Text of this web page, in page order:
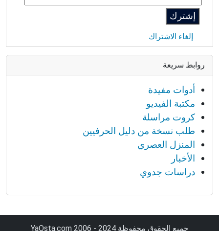
إلغاء الاشتراك
روابط سريعة
أدوات مفيدة
مكتبة الفيديو
كروت مراسلة
طلب نسخة من دليل الحرفيين
المنزل العصري
الأخبار
دراسات جدوي
جميع الحقوق محفوظة YaOsta.com 2006 - 2024